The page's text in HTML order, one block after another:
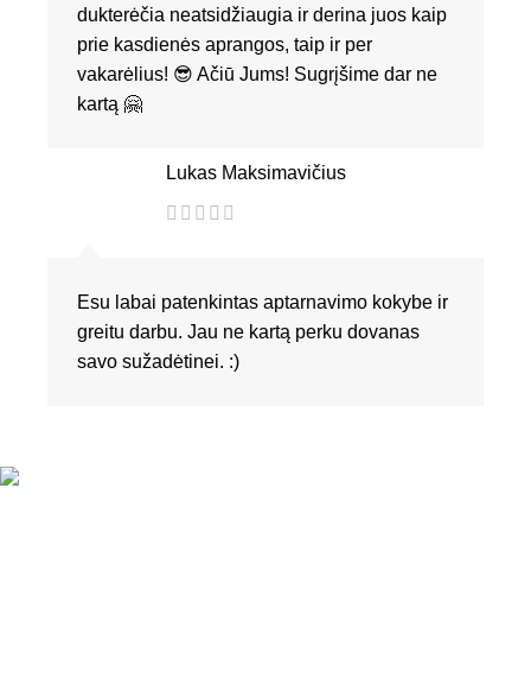
dukterėčia neatsidžiaugia ir derina juos kaip
prie kasdienės aprangos, taip ir per
vakarėlius! 😎 Ačiū Jums! Sugrįšime dar ne
kartą 🤗
Lukas Maksimavičius
Esu labai patenkintas aptarnavimo kokybe ir
greitu darbu. Jau ne kartą perku dovanas
savo sužadėtinei. :)